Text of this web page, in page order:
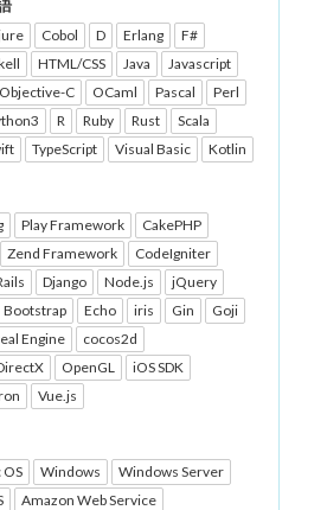
Cobol D Erlang
F#
HTML/CSS Java
Javascript
Objective-C OCaml Pascal
Perl
R Ruby Rust
Scala
TypeScript Visual Basic Kotlin
Play Framework
CakePHP
Zend Framework
CodeIgniter
Django Node.js
jQuery
Bootstrap Echo iris Gin
Goji
Engine
cocos2d
OpenGL
iOS SDK
Vue.js
OS Windows
Windows Server
Amazon Web Service